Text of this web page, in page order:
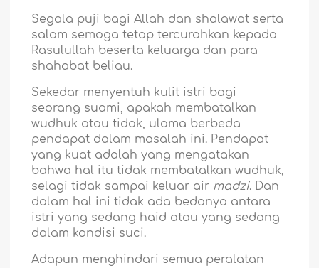
Segala puji bagi Allah dan shalawat serta
salam semoga tetap tercurahkan kepada
Rasulullah beserta keluarga dan para
shahabat beliau.
Sekedar menyentuh kulit istri bagi
seorang suami, apakah membatalkan
wudhuk atau tidak, ulama berbeda
pendapat dalam masalah ini. Pendapat
yang kuat adalah yang mengatakan
bahwa hal itu tidak membatalkan wudhuk,
selagi tidak sampai keluar air madzi. Dan
dalam hal ini tidak ada bedanya antara
istri yang sedang haid atau yang sedang
dalam kondisi suci.
Adapun menghindari semua peralatan